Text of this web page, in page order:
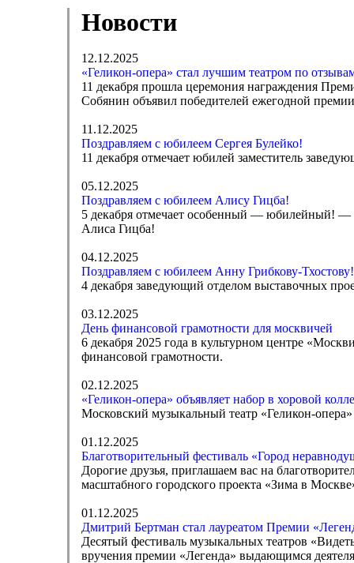
Новости
12.12.2025
«Геликон-опера» стал лучшим театром по
11 декабря прошла церемония награждения
Собянин объявил победителей ежегодной
11.12.2025
Поздравляем с юбилеем Сергея Булейко!
11 декабря отмечает юбилей заместитель
05.12.2025
Поздравляем с юбилеем Алису Гицба!
5 декабря отмечает особенный — юбилейный! —
Алиса Гицба!
04.12.2025
Поздравляем с юбилеем Анну Грибкову-Тхостову!
4 декабря заведующий отделом выставочных
03.12.2025
День финансовой грамотности для москвичей
6 декабря 2025 года в культурном центре
финансовой грамотности.
02.12.2025
«Геликон-опера» объявляет набор в хоровой
Московский музыкальный театр «Геликон-
01.12.2025
Благотворительный фестиваль «Город
Дорогие друзья, приглашаем вас на
масштабного городского проекта «Зима в
01.12.2025
Дмитрий Бертман стал лауреатом Премии
Десятый фестиваль музыкальных театров
вручения премии «Легенда» выдающимся